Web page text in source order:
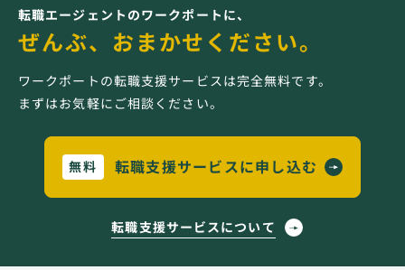
転職エージェントのワークポートに、
ぜんぶ、おまかせください。
ワークポートの転職支援サービスは完全無料です。
まずはお気軽にご相談ください。
無料 転職支援サービスに申し込む
転職支援サービスについて